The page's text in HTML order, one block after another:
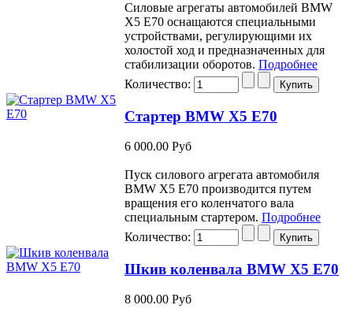
Силовые агрегаты автомобилей BMW
Х5 Е70 оснащаются специальными
устройствами, регулирующими их
холостой ход и предназначенных для
стабилизации оборотов. Подробнее
Количество:
Стартер BMW X5 E70
6 000.00 Руб
Пуск силового агрегата автомобиля
BMW Х5 Е70 производится путем
вращения его коленчатого вала
специальным стартером. Подробнее
Количество:
Шкив коленвала BMW X5 E70
8 000.00 Руб